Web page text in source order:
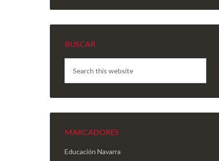
BUSCAR
MARCADORES
Educación Navarra